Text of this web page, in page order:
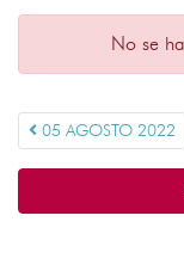
No se
05 AGOSTO 2022